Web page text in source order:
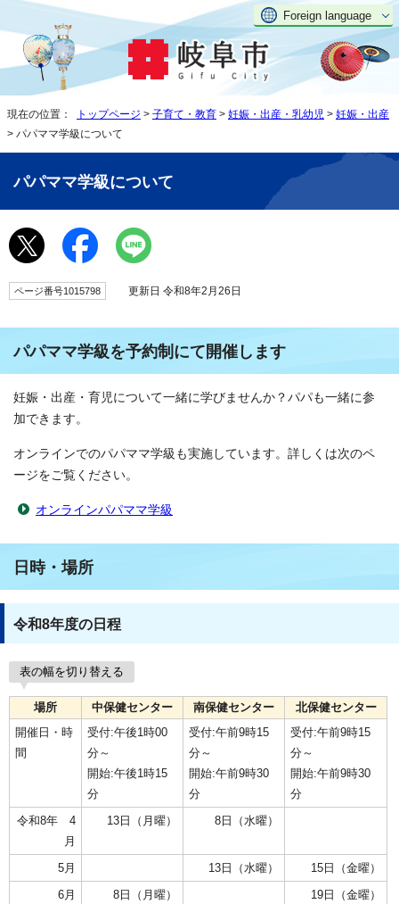
Foreign language
現在の位置： トップページ > 子育て・教育 > 妊娠・出産・乳幼児 > 妊娠・出産
> パパママ学級について
パパママ学級について
ページ番号1015798 更新日 令和8年2月26日
パパママ学級を予約制にて開催します
妊娠・出産・育児について一緒に学びませんか？パパも一緒に参
加できます。
オンラインでのパパママ学級も実施しています。詳しくは次のペ
ージをご覧ください。
オンラインパパママ学級
日時・場所
令和8年度の日程
表の幅を切り替える
場所 中保健センター 南保健センター
北保健センター
開催日・時
間
受付:午後1時00
分～
開始:午後1時15
分
受付:午前9時15
分～
開始:午前9時30
分
受付:午前9時15
分～
開始:午前9時30
分
令和8年 4
月
13日（月曜） 8日（水曜）
5月 13日（水曜）
15日（金曜）
6月
8日（月曜）
19日（金曜）